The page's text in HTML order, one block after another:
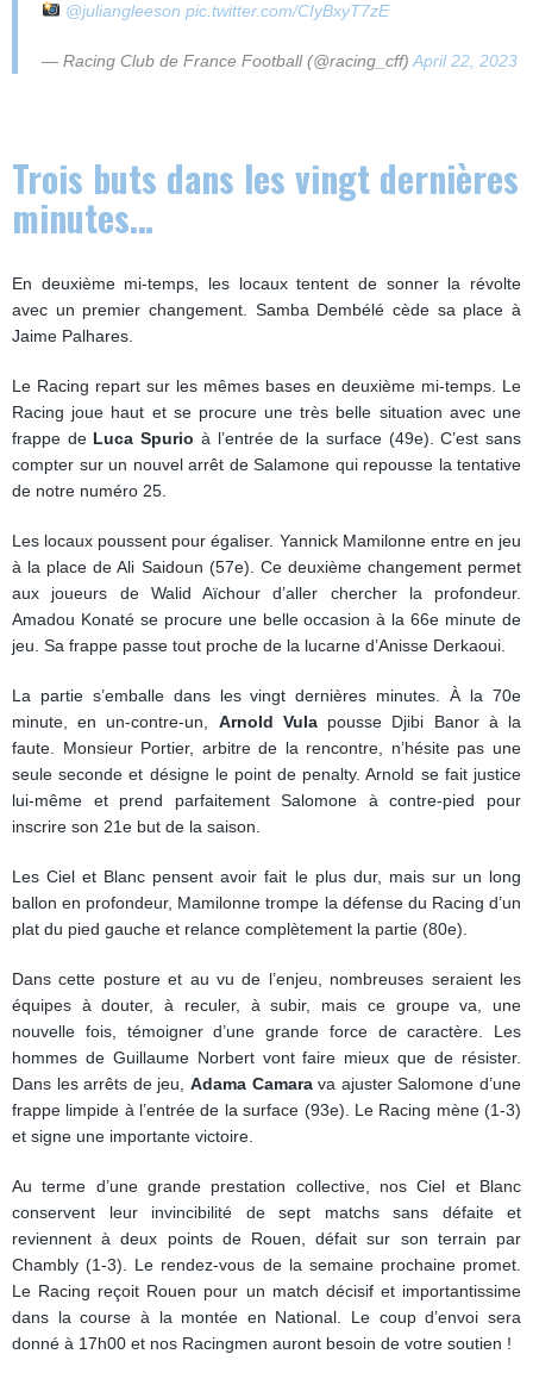
@juliangleeson pic.twitter.com/CIyBxyT7zE
— Racing Club de France Football (@racing_cff) April 22, 2023
Trois buts dans les vingt dernières
minutes…
En deuxième mi-temps, les locaux tentent de sonner la révolte
avec un premier changement. Samba Dembélé cède sa place à
Jaime Palhares.
Le Racing repart sur les mêmes bases en deuxième mi-temps. Le
Racing joue haut et se procure une très belle situation avec une
frappe de Luca Spurio à l’entrée de la surface (49e). C’est sans
compter sur un nouvel arrêt de Salamone qui repousse la tentative
de notre numéro 25.
Les locaux poussent pour égaliser. Yannick Mamilonne entre en jeu
à la place de Ali Saidoun (57e). Ce deuxième changement permet
aux joueurs de Walid Aïchour d’aller chercher la profondeur.
Amadou Konaté se procure une belle occasion à la 66e minute de
jeu. Sa frappe passe tout proche de la lucarne d’Anisse Derkaoui.
La partie s’emballe dans les vingt dernières minutes. À la 70e
minute, en un-contre-un, Arnold Vulapousse Djibi Banor à la
faute. Monsieur Portier, arbitre de la rencontre, n’hésite pas une
seule seconde et désigne le point de penalty. Arnold se fait justice
lui-même et prend parfaitement Salomone à contre-pied pour
inscrire son 21e but de la saison.
Les Ciel et Blanc pensent avoir fait le plus dur, mais sur un long
ballon en profondeur, Mamilonne trompe la défense du Racing d’un
plat du pied gauche et relance complètement la partie (80e).
Dans cette posture et au vu de l’enjeu, nombreuses seraient les
équipes à douter, à reculer, à subir, mais ce groupe va, une
nouvelle fois, témoigner d’une grande force de caractère. Les
hommes de Guillaume Norbert vont faire mieux que de résister.
Dans les arrêts de jeu, Adama Camarava ajuster Salomone d’une
frappe limpide à l’entrée de la surface (93e). Le Racing mène (1-3)
et signe une importante victoire.
Au terme d’une grande prestation collective, nos Ciel et Blanc
conservent leur invincibilité de sept matchs sans défaite et
reviennent à deux points de Rouen, défait sur son terrain par
Chambly (1-3). Le rendez-vous de la semaine prochaine promet.
Le Racing reçoit Rouen pour un match décisif et importantissime
dans la course à la montée en National. Le coup d’envoi sera
donné à 17h00 et nos Racingmen auront besoin de votre soutien !